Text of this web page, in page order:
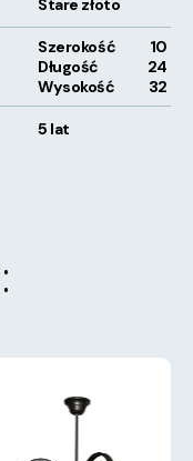
Stare złoto
Szerokość
10
Długość
24
Wysokość
32
5 lat
: